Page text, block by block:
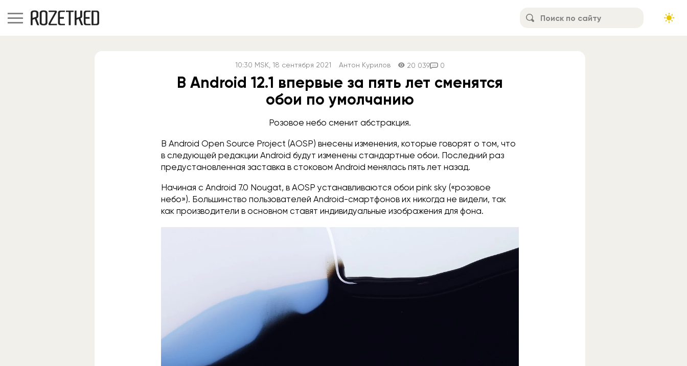
10:30 MSK , 18 сентября 2021 Антон Курилов 20 039 0
В Android 12.1 впервые за пять лет сменятся
обои по умолчанию
Розовое небо сменит абстракция.
В Android Open Source Project (AOSP) внесены изменения, которые говорят о том, что
в следующей редакции Android будут изменены стандартные обои. Последний раз
предустановленная заставка в стоковом Android менялась пять лет назад.
Начиная с Android 7.0 Nougat, в AOSP устанавливаются обои pink sky («розовое
небо»). Большинство пользователей Android-смартфонов их никогда не видели, так
как производители в основном ставят индивидуальные изображения для фона.